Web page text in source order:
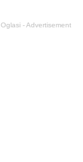
Oglasi - Advertisement